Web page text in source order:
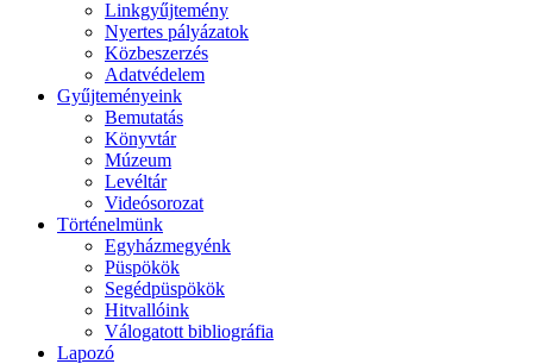
Linkgyűjtemény
Nyertes pályázatok
Közbeszerzés
Adatvédelem
Gyűjteményeink
Bemutatás
Könyvtár
Múzeum
Levéltár
Videósorozat
Történelmünk
Egyházmegyénk
Püspökök
Segédpüspökök
Hitvallóink
Válogatott bibliográfia
Lapozó